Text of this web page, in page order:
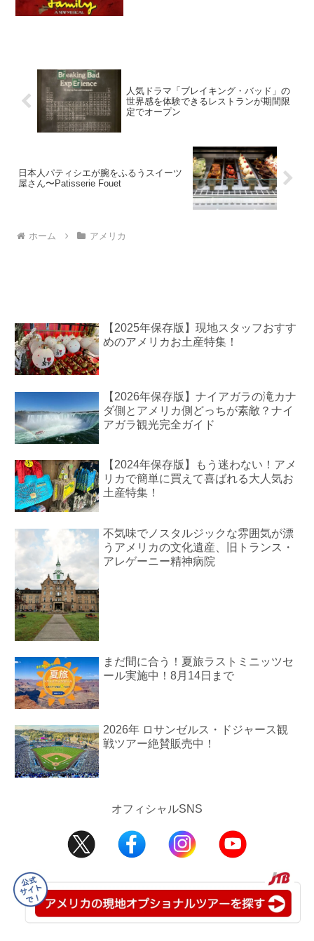
人気ドラマ「ブレイキング・バッド」の
世界感を体験できるレストランが期間限
定でオープン
日本人パティシエが腕をふるうスイーツ
屋さん〜Patisserie Fouet
ホーム アメリカ
【2025年保存版】現地スタッフおすす
めのアメリカお土産特集！
【2026年保存版】ナイアガラの滝カナ
ダ側とアメリカ側どっちが素敵？ナイ
アガラ観光完全ガイド
【2024年保存版】もう迷わない！アメ
リカで簡単に買えて喜ばれる大人気お
土産特集！
不気味でノスタルジックな雰囲気が漂
うアメリカの文化遺産、旧トランス・
アレゲーニー精神病院
まだ間に合う！夏旅ラストミニッツセ
ール実施中！8月14日まで
2026年 ロサンゼルス・ドジャース観
戦ツアー絶賛販売中！
オフィシャルSNS